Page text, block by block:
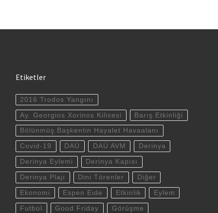
Etiketler
2016 Trodos Yangını
Ay. Georgios Xorinos Kilisesi Barış Etkinliği
Bölünmüş Başkentin Hayalet Havaalanı
Covid-19 DAÜ DAÜ AVM Derinya
Derinya Eylemi Derinya Kapısı
Derinya Plajı Dini Törenler Diğer
Ekonomi Espen Eide Etkinlik Eylem
Futbol Good Friday Görüşme